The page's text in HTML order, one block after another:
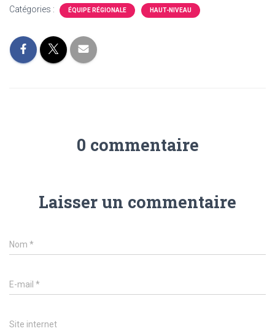
Catégories : ÉQUIPE RÉGIONALE HAUT-NIVEAU
0 commentaire
Laisser un commentaire
Nom *
E-mail *
Site internet